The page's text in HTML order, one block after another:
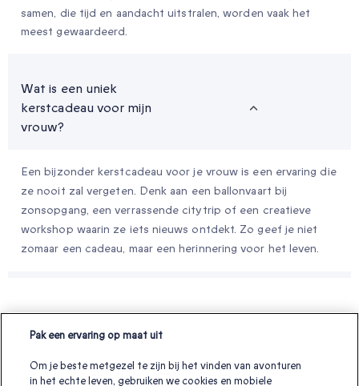
samen, die tijd en aandacht uitstralen, worden vaak het
meest gewaardeerd.
Wat is een uniek
kerstcadeau voor mijn
vrouw?
Een bijzonder kerstcadeau voor je vrouw is een ervaring die
ze nooit zal vergeten. Denk aan een ballonvaart bij
zonsopgang, een verrassende citytrip of een creatieve
workshop waarin ze iets nieuws ontdekt. Zo geef je niet
zomaar een cadeau, maar een herinnering voor het leven.
Geef je geliefden een cadeau die echt
Onvergetelijke ervaringen om ‘ik hou van je’, ‘bedankt’ of gewoon
Pak een ervaring op maat uit
Om je beste metgezel te zijn bij het vinden van avonturen
in het echte leven, gebruiken we cookies en mobiele